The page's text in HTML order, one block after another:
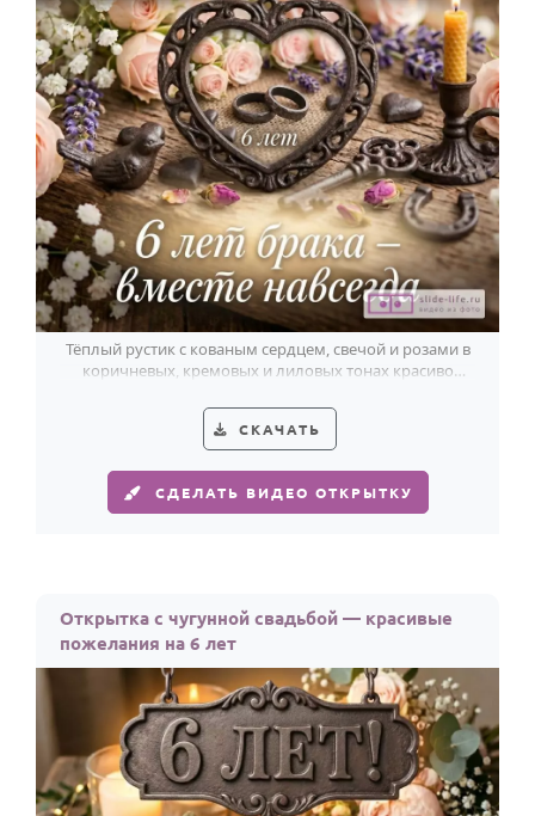
Тёплый рустик с кованым сердцем, свечой и розами в
коричневых, кремовых и лиловых тонах красиво
СКАЧАТЬ
СДЕЛАТЬ ВИДЕО ОТКРЫТКУ
Открытка с чугунной свадьбой — красивые
пожелания на 6 лет